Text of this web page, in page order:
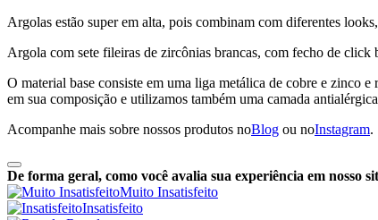
Argolas estão super em alta, pois combinam com diferentes
Argola com sete fileiras de zircônias brancas, com fecho de click
O material base consiste em uma liga metálica de cobre e zinco
em sua composição e utilizamos também uma camada
Acompanhe mais sobre nossos produtos noBlog ou noInstagram.
De forma geral, como você avalia sua experiência em nosso
Muito Insatisfeito
Insatisfeito